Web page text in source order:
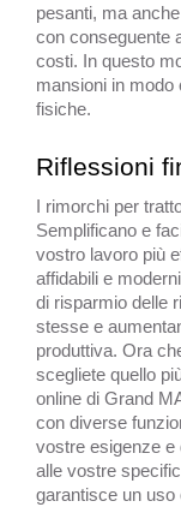
pesanti, ma
con conseguente
costi. In questo
mansioni in modo
fisiche.
Riflessioni
I rimorchi per
Semplificano e
vostro lavoro più
affidabili e
di risparmio delle
stesse e
produttiva. Ora
scegliete quello
online di Grand
con diverse
vostre esigenze e
alle vostre
garantisce un uso